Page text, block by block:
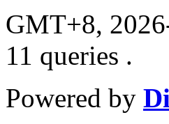
GMT+8,
11 queries .
Powered by